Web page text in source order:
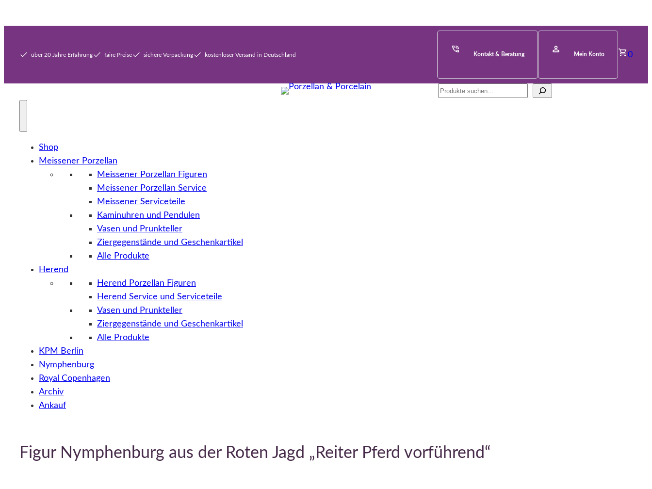
über 20 Jahre Erfahrung faire Preise sichere Verpackung kostenloser Versand in Deutschland Kontakt & Beratung Mein Konto 0
Suche
Shop
Meissener Porzellan
Meissener Porzellan Figuren
Meissener Porzellan Service
Meissener Serviceteile
Kaminuhren und Pendulen
Vasen und Prunkteller
Ziergegenstände und Geschenkartikel
Alle Produkte
Herend
Herend Porzellan Figuren
Herend Service und Serviceteile
Vasen und Prunkteller
Ziergegenstände und Geschenkartikel
Alle Produkte
KPM Berlin
Nymphenburg
Royal Copenhagen
Archiv
Ankauf
Figur Nymphenburg aus der Roten Jagd „Reiter Pferd vorführend“